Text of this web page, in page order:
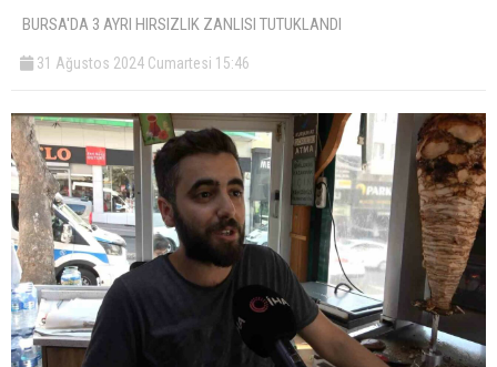
BURSA'DA 3 AYRI HIRSIZLIK ZANLISI TUTUKLANDI
31 Ağustos 2024 Cumartesi 15:46